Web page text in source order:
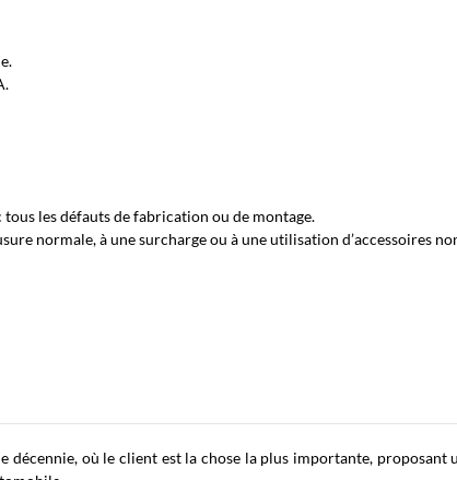
les défauts de fabrication ou de montage.
normale, à une surcharge ou à une utilisation d’accessoires
où le client est la chose la plus importante, proposant